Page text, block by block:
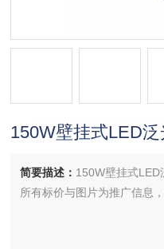
150W壁挂式LED
简要描述： 150W壁挂式
所有标价与图片为推广信息